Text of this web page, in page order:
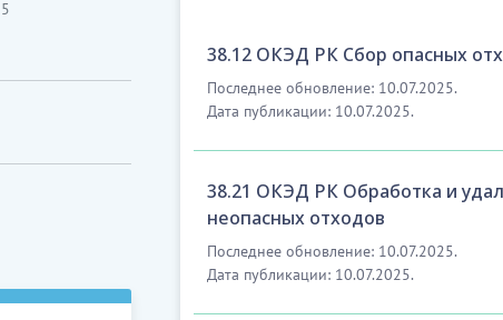
38.12 ОКЭД РК Сбор опасных
Последнее обновление: 10.07.2025.
Дата публикации: 10.07.2025.
38.21 ОКЭД РК Обработка и
неопасных отходов
Последнее обновление: 10.07.2025.
Дата публикации: 10.07.2025.